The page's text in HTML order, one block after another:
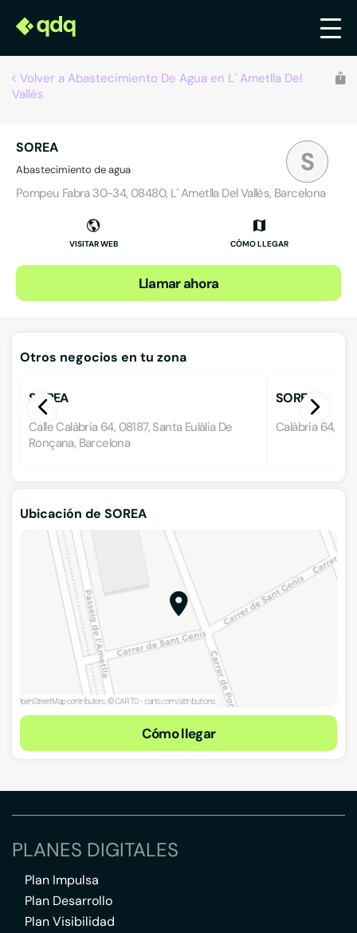
Volver a Abastecimiento De Agua en L´ Ametlla Del
Vallès
S
SOREA
Abastecimiento de agua
Pompeu Fabra 30-34, 08480, L´ Ametlla Del Vallès, Barcelona
VISITAR WEB CÓMO LLEGAR
Llamar ahora
Otros negocios en tu zona
SOREA
Calle Calàbria 64, 08187, Santa Eulàlia De
Ronçana, Barcelona
SOREA
Calàbria 64,
Ubicación de SOREA
Cómo llegar
PLANES DIGITALES
Plan Impulsa
Plan Desarrollo
Plan Visibilidad